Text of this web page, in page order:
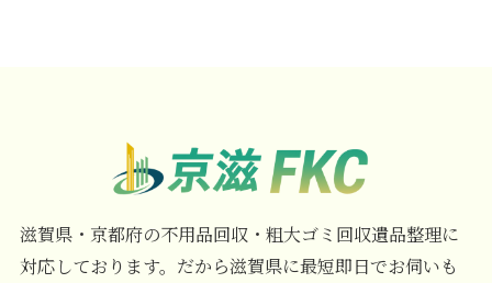
滋賀県・京都府の不用品回収・粗大ゴミ回収遺品整理に
対応しております。だから滋賀県に最短即日でお伺いも